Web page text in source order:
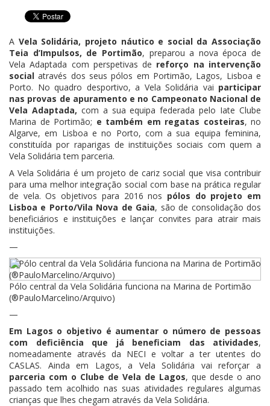
A Vela Solidária, projeto náutico e social da Associação
Teia d’Impulsos, de Portimão, preparou a nova época de
Vela Adaptada com perspetivas de reforço na intervenção
social através dos seus pólos em Portimão, Lagos, Lisboa e
Porto. No quadro desportivo, a Vela Solidária vai participar
nas provas de apuramento e no Campeonato Nacional de
Vela Adaptada, com a sua equipa federada pelo Iate Clube
Marina de Portimão; e também em regatas costeiras, no
Algarve, em Lisboa e no Porto, com a sua equipa feminina,
constituída por raparigas de instituições sociais com quem a
Vela Solidária tem parceria.
A Vela Solidária é um projeto de cariz social que visa contribuir
para uma melhor integração social com base na prática regular
de vela. Os objetivos para 2016 nos pólos do projeto em
Lisboa e Porto/Vila Nova de Gaia, são de consolidação dos
beneficiários e instituições e lançar convites para atrair mais
instituições.
—
Pólo central da Vela Solidária funciona na Marina de Portimão
(®PauloMarcelino/Arquivo)
—
Em Lagos o objetivo é aumentar o número de pessoas
com deficiência que já beneficiam das atividades,
nomeadamente através da NECI e voltar a ter utentes do
CASLAS. Ainda em Lagos, a Vela Solidária vai reforçar a
parceria com o Clube de Vela de Lagos, que desde o ano
passado tem acolhido nas suas atividades regulares algumas
crianças que lhes chegam através da Vela Solidária.